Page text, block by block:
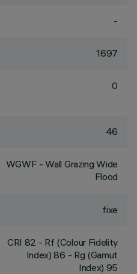
-
1697
0
46
WGWF - Wall Grazing Wide
Flood
fixe
CRI 82 - Rf (Colour Fidelity
Index) 86 - Rg (Gamut
Index) 95